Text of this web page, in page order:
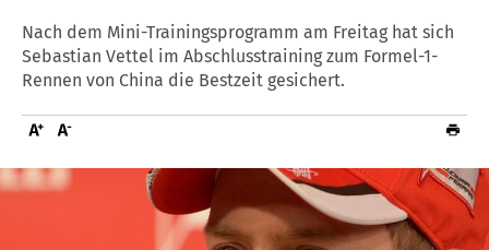
Nach dem Mini-Trainingsprogramm am Freitag hat sich
Sebastian Vettel im Abschlusstraining zum Formel-1-
Rennen von China die Bestzeit gesichert.